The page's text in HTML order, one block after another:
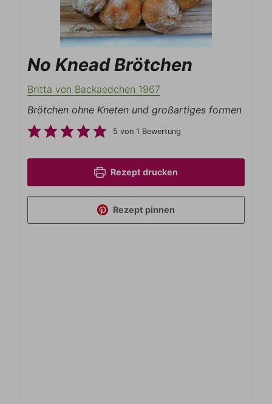
No Knead Brötchen
Britta von Backaedchen 1967
Brötchen ohne Kneten und großartiges formen
5 von 1 Bewertung
Rezept drucken
Rezept pinnen